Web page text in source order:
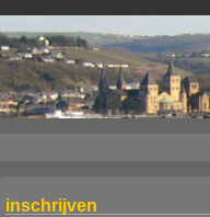
inschrijven